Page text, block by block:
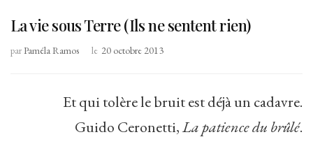
La vie sous Terre (Ils ne sentent rien)
parPaméla Ramos le 20 octobre 2013
Et qui tolère le bruit est déjà un cadavre.
Guido Ceronetti,La patiencedu brûlé.